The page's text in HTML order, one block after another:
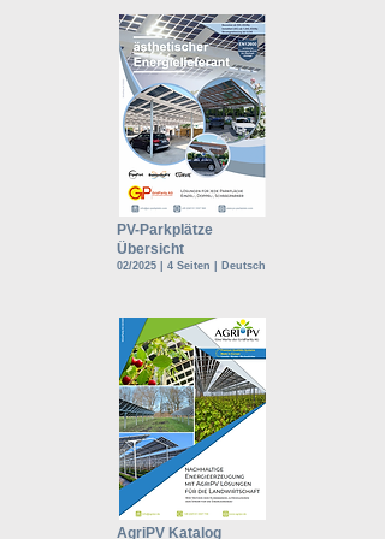
PV-Parkplätze
Übersicht
02/2025 | 4 Seiten | Deutsch
AgriPV Katalog